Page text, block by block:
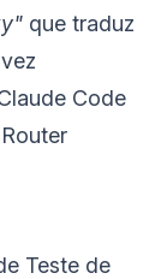
que traduz
Code
Teste de